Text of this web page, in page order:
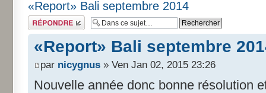
«Report» Bali septembre 2014
Répondre
«Report» Bali septembre
par nicygnus » Ven Jan 02, 2015 23:26
Nouvelle année donc bonne résolution